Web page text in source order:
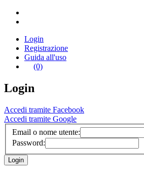
Login
Registrazione
Guida all'uso
(0)
Login
Accedi tramite Facebook
Accedi tramite Google
Email o nome utente:
Password: